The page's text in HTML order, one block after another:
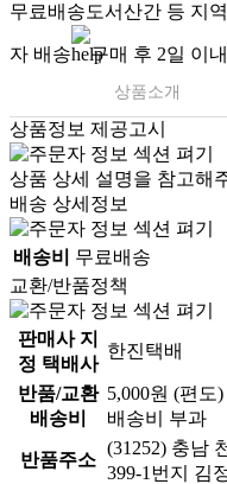
무료배송도서산간 등 지
자 배송 구매 후 2일 이
상품소개
상품정보 제공고시
상품 상세 설명을 참고해
배송 상세정보
배송비
무료배송
교환/반품정책
판매사 지
정 택배사
한진택배
반품/교환
배송비
5,000원 (편도
배송비 부과
반품주소
(31252) 충남
399-1번지 김